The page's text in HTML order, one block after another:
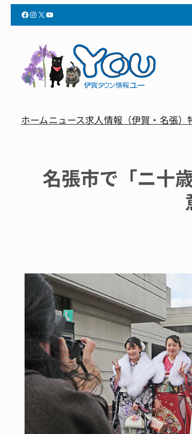
Facebook InstagramX YouTube
ホームニュース求人情報（伊賀・名張）
名張市で「ニ十